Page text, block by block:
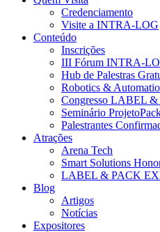
Credenciamento
Visite a INTRA-LOG
Conteúdo
Inscrições
III Fórum INTRA-
Hub de Palestras
Robotics &
Congresso LABEL
Seminário
Palestrantes
Atrações
Arena Tech
Smart Solutions
LABEL & PACK
Blog
Artigos
Notícias
Expositores